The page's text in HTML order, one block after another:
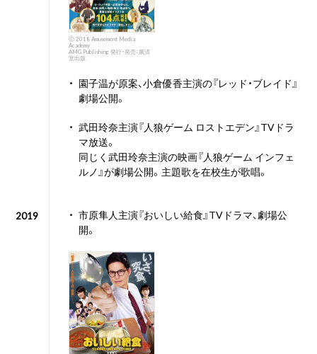
ⓒ 2018 Amusement Media
Academy
AMG Publishing 発行・発売：廣済
堂出版
・ 園子温が原案、小倉優香主演の『レッド・ブレイド』
劇場公開。
・ 武田玲奈主演『人狼ゲーム ロストエデン』TVドラ
マ放送。
同じく武田玲奈主演の映画『人狼ゲーム インフェ
ルノ』が劇場公開。主題歌を在校生が歌唱。
2019 ・ 市原隼人主演『おいしい給食』TVドラマ、劇場公
開。